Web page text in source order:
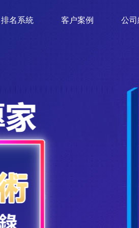
排名系統 客户案例 公